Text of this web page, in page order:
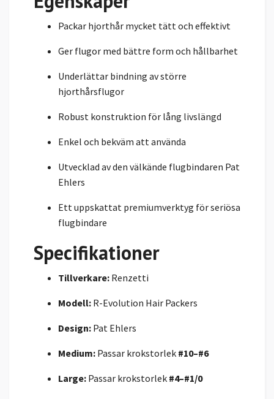
Packar hjorthår mycket tätt och effektivt
Ger flugor med bättre form och hållbarhet
Underlättar bindning av större
hjorthårsflugor
Robust konstruktion för lång livslängd
Enkel och bekväm att använda
Utvecklad av den välkände flugbindaren Pat
Ehlers
Ett uppskattat premiumverktyg för seriösa
flugbindare
Specifikationer
Tillverkare: Renzetti
Modell: R-Evolution Hair Packers
Design: Pat Ehlers
Medium: Passar krokstorlek #10–#6
Large: Passar krokstorlek #4–#1/0